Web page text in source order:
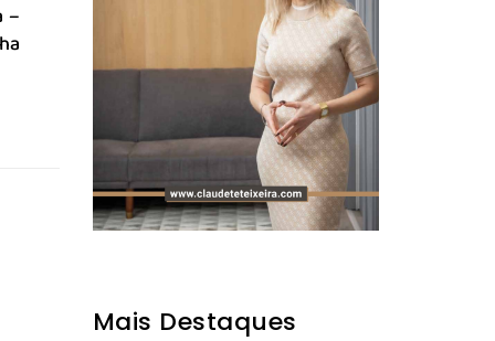
–
Mais Destaques